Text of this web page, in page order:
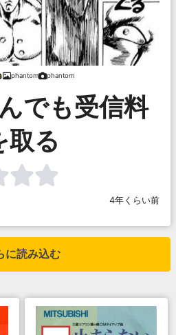
phantom phantom
でも受信料
取る
4年くらい前
に読み込む